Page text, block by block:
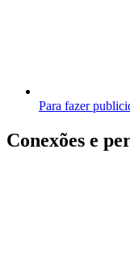
Para fazer
Conexões e